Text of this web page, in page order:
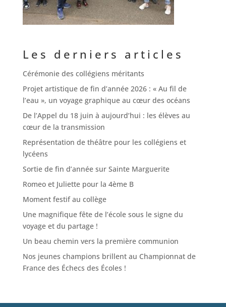
Les derniers articles
Cérémonie des collégiens méritants
Projet artistique de fin d’année 2026 : « Au fil de
l’eau », un voyage graphique au cœur des océans
De l’Appel du 18 juin à aujourd’hui : les élèves au
cœur de la transmission
Représentation de théâtre pour les collégiens et
lycéens
Sortie de fin d’année sur Sainte Marguerite
Romeo et Juliette pour la 4ème B
Moment festif au collège
Une magnifique fête de l’école sous le signe du
voyage et du partage !
Un beau chemin vers la première communion
Nos jeunes champions brillent au Championnat de
France des Échecs des Écoles !